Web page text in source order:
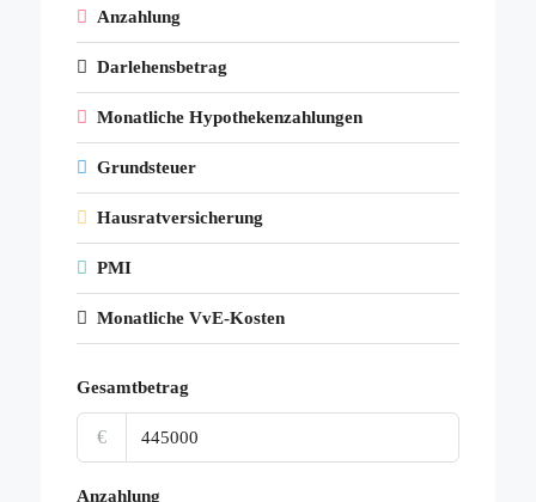
Anzahlung
Darlehensbetrag
Monatliche Hypothekenzahlungen
Grundsteuer
Hausratversicherung
PMI
Monatliche VvE-Kosten
Gesamtbetrag
€
Anzahlung